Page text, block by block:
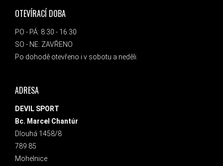
OTEVÍRACÍ DOBA
PO - PÁ: 8:30 - 16:30
SO - NE: ZAVŘENO
Po dohodě otevřeno i v sobotu a neděli.
ADRESA
DEVIL SPORT
Bc. Marcel Chantúr
Dlouhá 1458/8
789 85
Mohelnice